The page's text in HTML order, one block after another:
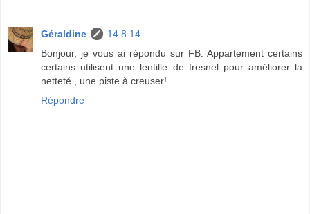
Géraldine
14.8.14
Bonjour, je vous ai répondu sur FB. Appartement certains
certains utilisent une lentille de fresnel pour améliorer la
netteté , une piste à creuser!
Répondre